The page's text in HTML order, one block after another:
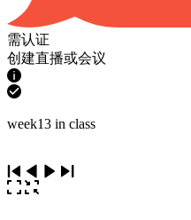
需认证
创建直播或会议
week13 in class